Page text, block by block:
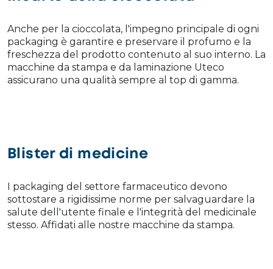
Anche per la cioccolata, l'impegno principale di ogni
packaging è garantire e preservare il profumo e la
freschezza del prodotto contenuto al suo interno. La
macchine da stampa e da laminazione Uteco
assicurano una qualità sempre al top di gamma.
Blister di medicine
I packaging del settore farmaceutico devono
sottostare a rigidissime norme per salvaguardare la
salute dell'utente finale e l'integrità del medicinale
stesso. Affidati alle nostre macchine da stampa.